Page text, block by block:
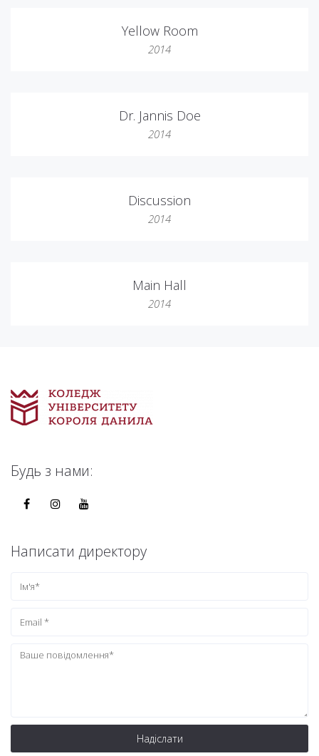
Yellow Room
2014
Dr. Jannis Doe
2014
Discussion
2014
Main Hall
2014
Будь з нами:
Написати директору
Надіслати